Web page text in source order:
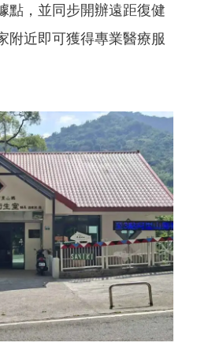
點，並同步開辦遠距復健
附近即可獲得專業醫療服